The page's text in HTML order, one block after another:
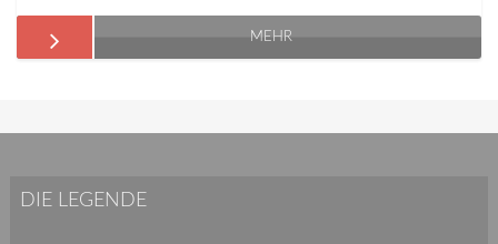
MEHR
DIE LEGENDE